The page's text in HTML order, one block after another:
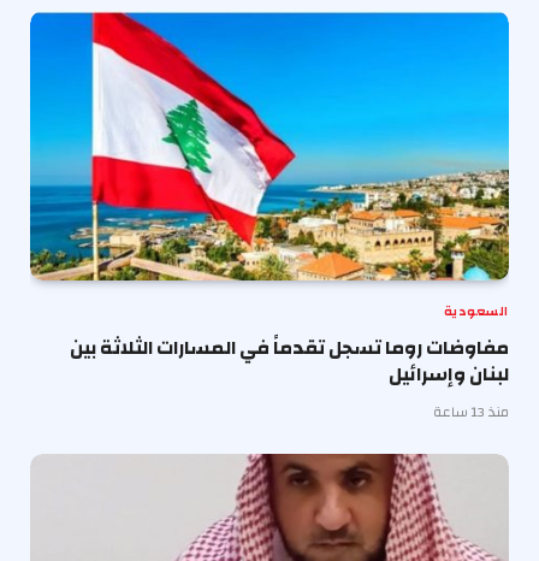
السعودية
مفاوضات روما تسجل تقدماً في المسارات الثلاثة بين
لبنان وإسرائيل
منذ 13 ساعة